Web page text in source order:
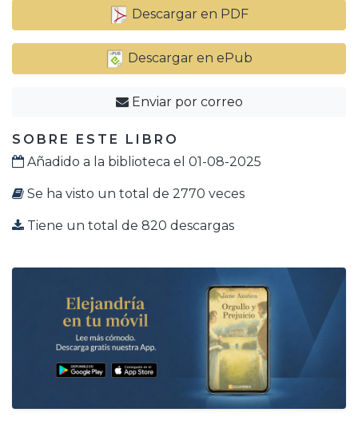
Descargar en PDF
Descargar en ePub
Enviar por correo
SOBRE ESTE LIBRO
Añadido a la biblioteca el 01-08-2025
Se ha visto un total de 2770 veces
Tiene un total de 820 descargas